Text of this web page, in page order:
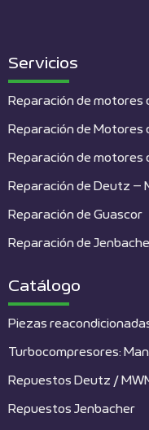
Servicios
Reparación de motores
Reparación de Motores
Reparación de motores
Reparación de Deutz –
Reparación de Guascor
Reparación de
Catálogo
Piezas
Turbocompresores:
Repuestos Deutz /
Repuestos Jenbacher